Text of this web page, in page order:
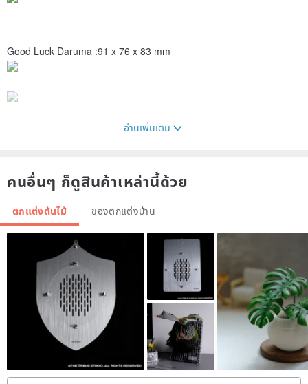
Good Luck Daruma :91 x 76 x 83 mm
∙ The small part held on hand is magnet.
∙ Collocate with smart pot(M).
∙ Made of real wood from legal commercial forestry
∙ The slight variations on color or grain should be viewed as part of
natural beauty
∙ The dimensions and weights are measured manually. It's
reasonable allowance of slight deviation.
อ่านเพิ่มเติม
คนอื่นๆ ก็ดูสินค้าเหล่านี้ด้วย
ตกแต่งต้นไม้ ของตกแต่งบ้าน